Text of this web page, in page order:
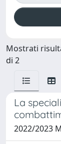
Mostrati
di 2
La
2022/2023